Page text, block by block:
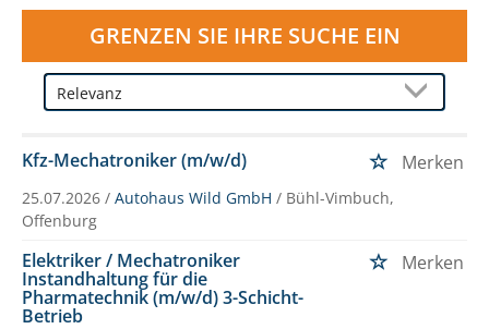
GRENZEN SIE IHRE SUCHE EIN
Kfz-Mechatroniker (m/w/d) Merken
25.07.2026 / Autohaus Wild GmbH / Bühl-Vimbuch,
Offenburg
Elektriker / Mechatroniker
Instandhaltung für die
Pharmatechnik (m/w/d) 3-Schicht-
Betrieb
Merken